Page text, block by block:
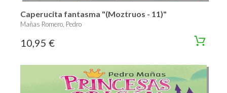
Caperucita fantasma "(Moztruos - 11)"
Mañas Romero, Pedro
10,95 €